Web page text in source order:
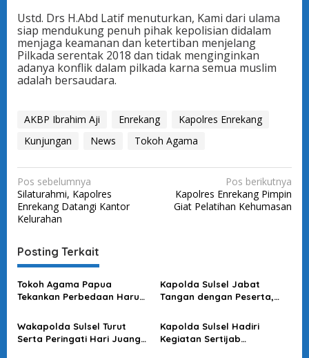
Ustd. Drs H.Abd Latif menuturkan, Kami dari ulama
siap mendukung penuh pihak kepolisian didalam
menjaga keamanan dan ketertiban menjelang
Pilkada serentak 2018 dan tidak menginginkan
adanya konflik dalam pilkada karna semua muslim
adalah bersaudara.
AKBP Ibrahim Aji Enrekang
Kapolres Enrekang
Kunjungan
News Tokoh Agama
N
a
v
g
a
s
p
Pos sebelumnya
Silaturahmi, Kapolres
Enrekang Datangi Kantor
Kelurahan
Pos berikutnya
Kapolres Enrekang Pimpin
Giat Pelatihan Kehumasan
Posting Terkait
Tokoh Agama Papua
Tekankan Perbedaan Harus
Menyambut 1 Desember dan
Natal
Kapolda Sulsel Jabat
Tangan dengan Peserta,
Wakapolda Sulsel Turut
Serta Peringati Hari Juang
Kapolda Sulsel Hadiri
Kegiatan Sertijab